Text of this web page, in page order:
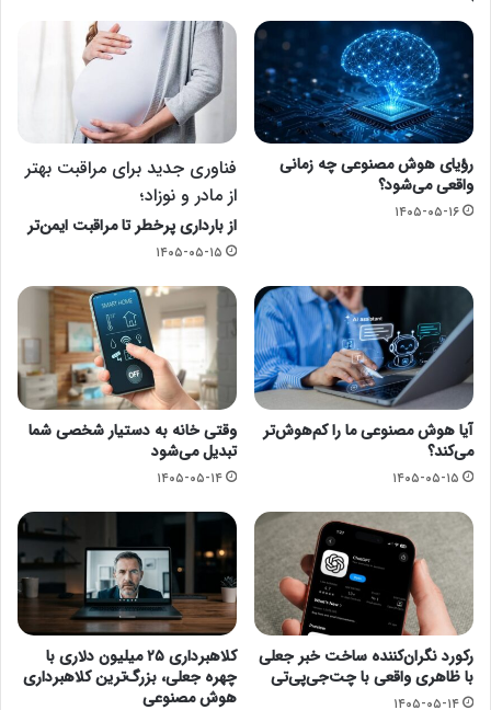
رؤیای هوش مصنوعی چه زمانی
واقعی می‌شود؟
۱۴۰۵-۰۵-۱۶
فناوری جدید برای مراقبت بهتر
از مادر و نوزاد؛
از بارداری پرخطر تا مراقبت ایمن‌تر
۱۴۰۵-۰۵-۱۵
آیا هوش مصنوعی ما را کم‌هوش‌تر
می‌کند؟
۱۴۰۵-۰۵-۱۵
وقتی خانه به دستیار شخصی شما
تبدیل می‌شود
۱۴۰۵-۰۵-۱۴
رکورد نگران‌کننده ساخت خبر جعلی
با ظاهری واقعی با چت‌جی‌پی‌تی
۱۴۰۵-۰۵-۱۴
کلاهبرداری ۲۵ میلیون دلاری با
چهره جعلی، بزرگ‌ترین کلاهبرداری
هوش مصنوعی